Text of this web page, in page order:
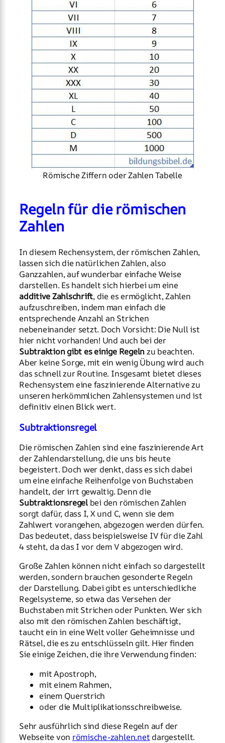
Römische Ziffern oder Zahlen Tabelle
Regeln für die römischen
Zahlen
In diesem Rechensystem, der römischen Zahlen,
lassen sich die natürlichen Zahlen, also
Ganzzahlen, auf wunderbar einfache Weise
darstellen. Es handelt sich hierbei um eine
additive Zahlschrift, die es ermöglicht, Zahlen
aufzuschreiben, indem man einfach die
entsprechende Anzahl an Strichen
nebeneinander setzt. Doch Vorsicht: Die Null ist
hier nicht vorhanden! Und auch bei der
Subtraktion gibt es einige Regelnzu beachten.
Aber keine Sorge, mit ein wenig Übung wird auch
das schnell zur Routine. Insgesamt bietet dieses
Rechensystem eine faszinierende Alternative zu
unseren herkömmlichen Zahlensystemen und ist
definitiv einen Blick wert.
Subtraktionsregel
Die römischen Zahlen sind eine faszinierende Art
der Zahlendarstellung, die uns bis heute
begeistert. Doch wer denkt, dass es sich dabei
um eine einfache Reihenfolge von Buchstaben
handelt, der irrt gewaltig. Denn die
Subtraktionsregelbei den römischen Zahlen
sorgt dafür, dass I, X und C, wenn sie dem
Zahlwert vorangehen, abgezogen werden dürfen.
Das bedeutet, dass beispielsweise IV für die Zahl
4 steht, da das I vor dem V abgezogen wird.
Große Zahlen können nicht einfach so dargestellt
werden, sondern brauchen gesonderte Regeln
der Darstellung. Dabei gibt es unterschiedliche
Regelsysteme, so etwa das Versehen der
Buchstaben mit Strichen oder Punkten. Wer sich
also mit den römischen Zahlen beschäftigt,
taucht ein in eine Welt voller Geheimnisse und
Rätsel, die es zu entschlüsseln gilt. Hier finden
Sie einige Zeichen, die ihre Verwendung finden:
mit Apostroph,
mit einem Rahmen,
einem Querstrich
oder die Multiplikationsschreibweise.
Sehr ausführlich sind diese Regeln auf der
Webseite von römische-zahlen.net dargestellt.